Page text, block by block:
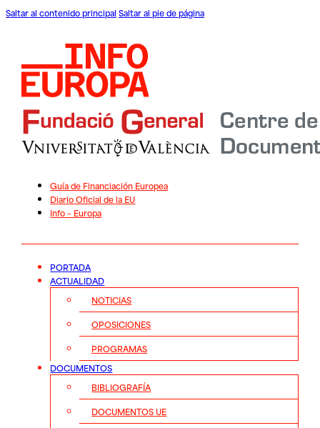
Saltar al contenido principal Saltar al pie de página
Guía de Financiación Europea
Diario Oficial de la EU
Info – Europa
PORTADA
ACTUALIDAD
NOTICIAS
OPOSICIONES
PROGRAMAS
DOCUMENTOS
BIBLIOGRAFÍA
DOCUMENTOS UE